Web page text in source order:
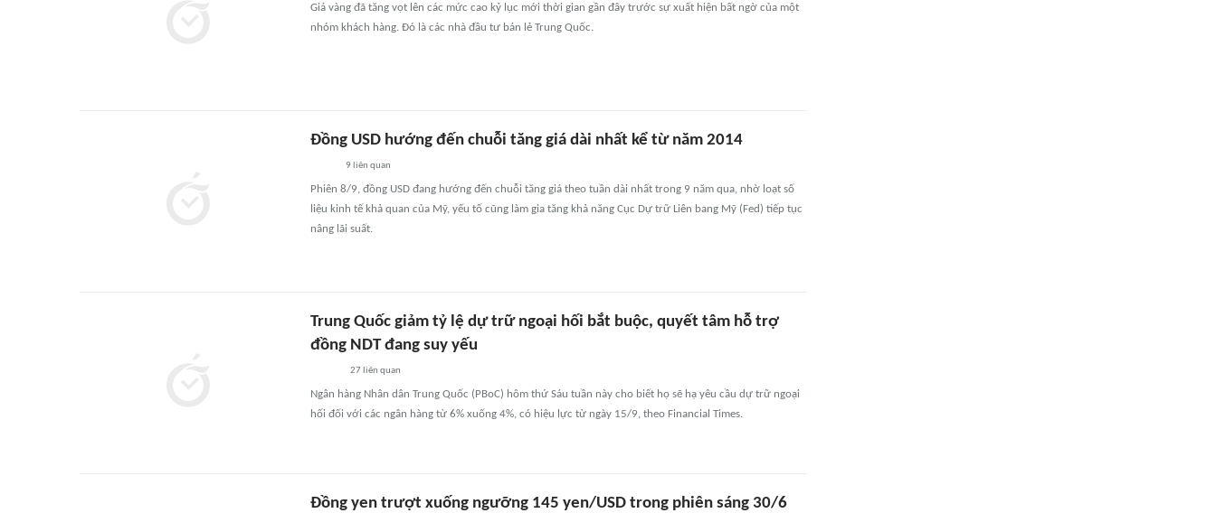
Giá vàng đã tăng vọt lên các mức cao kỷ lục mới thời gian gần đây trước sự xuất hiện bất ngờ của một
nhóm khách hàng. Đó là các nhà đầu tư bán lẻ Trung Quốc.
Đồng USD hướng đến chuỗi tăng giá dài nhất kể từ năm 2014
9 liên quan
Phiên 8/9, đồng USD đang hướng đến chuỗi tăng giá theo tuần dài nhất trong 9 năm qua, nhờ loạt số
liệu kinh tế khả quan của Mỹ, yếu tố cũng làm gia tăng khả năng Cục Dự trữ Liên bang Mỹ (Fed) tiếp tục
nâng lãi suất.
Trung Quốc giảm tỷ lệ dự trữ ngoại hối bắt buộc, quyết tâm hỗ trợ
đồng NDT đang suy yếu
27 liên quan
Ngân hàng Nhân dân Trung Quốc (PBoC) hôm thứ Sáu tuần này cho biết họ sẽ hạ yêu cầu dự trữ ngoại
hối đối với các ngân hàng từ 6% xuống 4%, có hiệu lực từ ngày 15/9, theo Financial Times.
Đồng yen trượt xuống ngưỡng 145 yen/USD trong phiên sáng 30/6